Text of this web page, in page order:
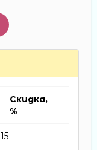
Скидка,
%
15